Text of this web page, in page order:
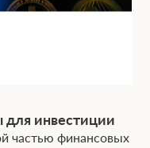
инвестиции
частью финансовых